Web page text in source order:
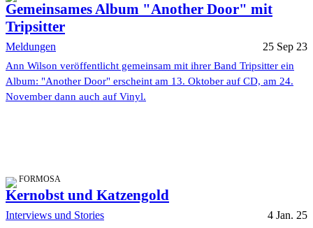
Gemeinsames Album "Another Door" mit
Tripsitter
Meldungen 25 Sep 23
Ann Wilson veröffentlicht gemeinsam mit ihrer Band Tripsitter ein
Album: "Another Door" erscheint am 13. Oktober auf CD, am 24.
November dann auch auf Vinyl.
FORMOSA
Kernobst und Katzengold
Interviews und Stories 4 Jan. 25